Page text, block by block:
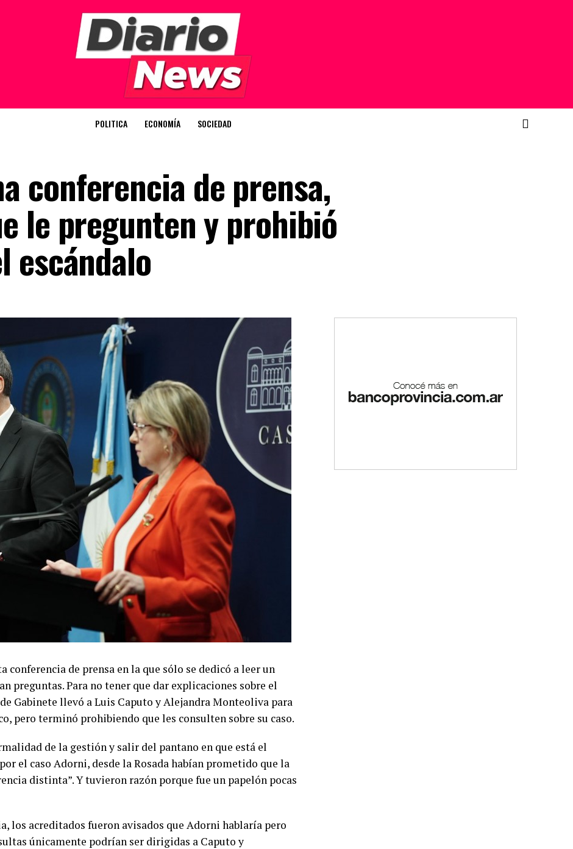
POLITICA ECONOMÍA SOCIEDAD
conferencia de prensa,
le pregunten y prohibió
escándalo
de prensa en la que sólo se dedicó a leer un
preguntas. Para no tener que dar explicaciones sobre el
Gabinete llevó a Luis Caputo y Alejandra Monteoliva para
pero terminó prohibiendo que les consulten sobre su caso.
de la gestión y salir del pantano en que está el
el caso Adorni, desde la Rosada habían prometido que la
distinta”. Y tuvieron razón porque fue un papelón pocas
los acreditados fueron avisados que Adorni hablaría pero
únicamente podrían ser dirigidas a Caputo y